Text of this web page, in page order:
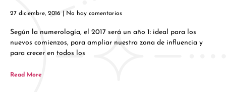
27 diciembre, 2016 No hay comentarios
Según la numerología, el 2017 será un año 1: ideal para los
nuevos comienzos, para ampliar nuestra zona de influencia y
para crecer en todos los
Read More